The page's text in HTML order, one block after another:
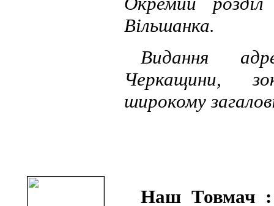
Вільшанка.
Видання
Черкащини,
широкому
Наш Товмач :